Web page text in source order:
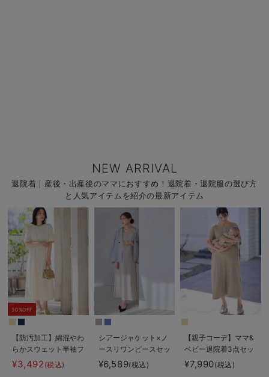
NEW ARRIVAL
退院着｜産後・出産後のママにおすすめ！退院着・退院服の選び方
と人気アイテムを紹介の最新アイテム
30%OFF
【防汚加工】綿混やわ
らかスウェット半袖フ
レアワンピース マタ
ニティ・産後【出産後
¥3,492 (税込)
シアージャケット×ノ
ースリワンピースセッ
ト マタニティ・産後
【産後も長く着れる】
¥6,589(税込)
【親子コーデ】ママ&
ベビー退院着3点セッ
ト 出産準備 ギフ
ト マタニティ・産後
¥7,990(税込)